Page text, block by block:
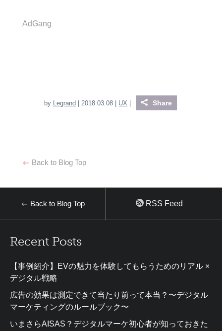
AdGang
by Legrand | 2018.03.08 | UX Share
Back to Blog Top
Back to Blog Top RSS Feed
Recent Posts
【事例紹介】EVの魅力を体験してもらうためのリアル ×
デジタル戦略
広告の効果は測定できて当たり前って本当？〜デジタル
マーケティングのルールブック〜
いまさらAISAS？デジタルマーケ初心者が知っておきた